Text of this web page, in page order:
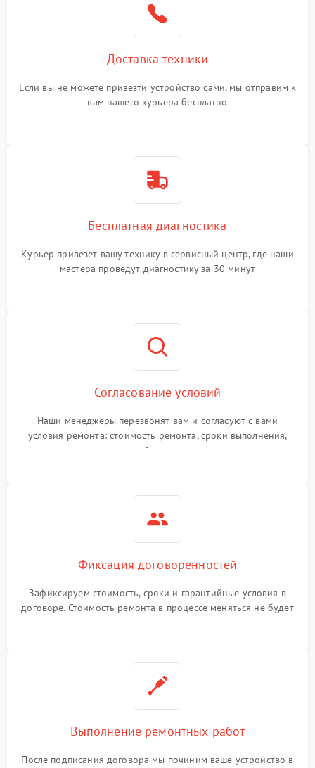
Доставка техники
Если вы не можете привезти устройство сами, мы отправим к
вам нашего курьера бесплатно
Бесплатная диагностика
Курьер привезет вашу технику в сервисный центр, где наши
мастера проведут диагностику за 30 минут
Согласование условий
Наши менеджеры перезвонят вам и согласуют с вами
условия ремонта: стоимость ремонта, сроки выполнения,
гарантийные условия
Фиксация договоренностей
Зафиксируем стоимость, сроки и гарантийные условия в
договоре. Стоимость ремонта в процессе меняться не будет
Выполнение ремонтных работ
После подписания договора мы починим ваше устройство в